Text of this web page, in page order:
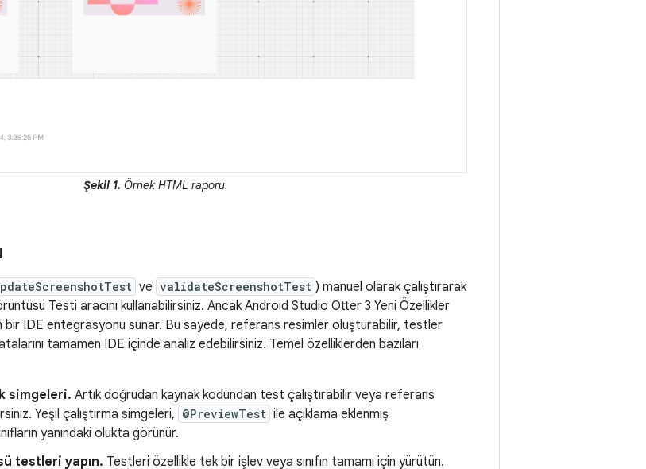
Şekil 1. Örnek HTML raporu.
ve validateScreenshotTest ) manuel olarak çalıştırarak
Testi aracını kullanabilirsiniz. Ancak Android Studio Otter 3 Yeni Özellikler
bir IDE entegrasyonu sunar. Bu sayede, referans resimler oluşturabilir, testler
tamamen IDE içinde analiz edebilirsiniz. Temel özelliklerden bazıları
simgeleri. Artık doğrudan kaynak kodundan test çalıştırabilir veya referans
Yeşil çalıştırma simgeleri, @PreviewTest ile açıklama eklenmiş
yanındaki olukta görünür.
testleri yapın. Testleri özellikle tek bir işlev veya sınıfın tamamı için yürütün.